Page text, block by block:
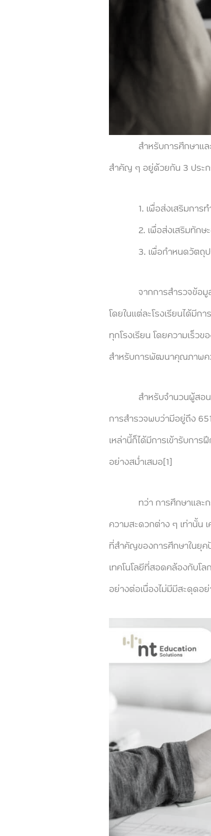
สำหรับการศึกษาและกร
สำคัญ ๆ อยู่ด้วยกัน 3 ประ
1. เพื่อส่งเสริมการทำกิ
2. เพื่อส่งเสริมทักษะข
3. เพื่อกำหนดวัตถุประ
จากการสำรวจข้อมูลกา
โดยในแต่ละโรงเรียนได้มี
ทุกโรงเรียน โดยความเร็ว
สำหรับการพัฒนาคุณภาพคว
สำหรับจำนวนผู้สอนหรือ
การสำรวจพบว่ามีอยู่ถึง
เหล่านี้ก็ได้มีการเข้ารับกา
อย่างสม่ำเสมอ[1]
ทว่า การศึกษาและกระบ
ความสะดวกต่าง ๆ เท่านั้น
ที่สำคัญของการศึกษาในยุค
เทคโนโลยีที่สอดคล้องกับโ
อย่างต่อเนื่องไม่มีมีสะดุดอ